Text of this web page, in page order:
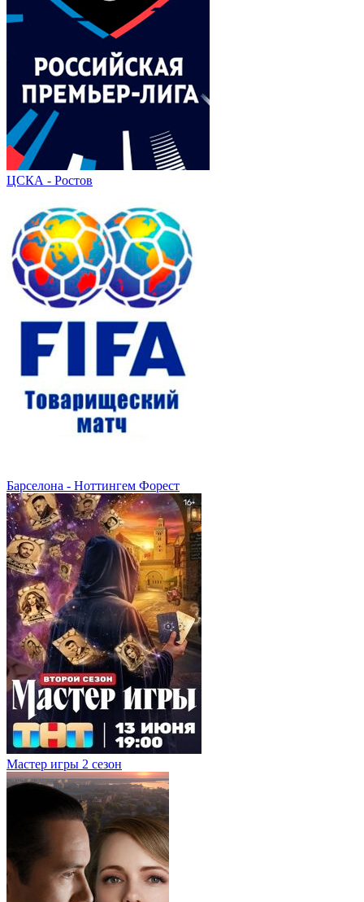
ЦСКА - Ростов
Барселона - Ноттингем Форест
Мастер игры 2 сезон